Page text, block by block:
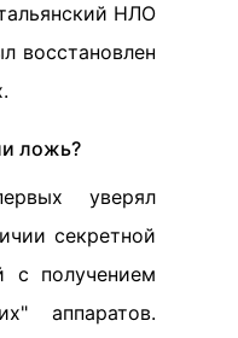
НЛО
восстановлен
ложь?
уверял
секретной
с получением
аппаратов.